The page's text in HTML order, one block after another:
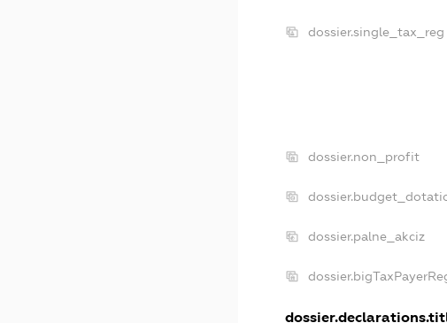
dossier.single_tax_reg
dossier.non_profit
dossier.palne_akciz